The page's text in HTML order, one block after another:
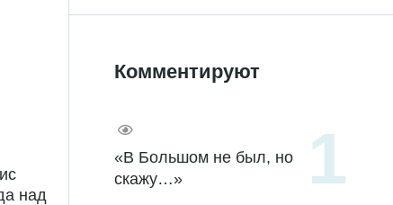
над
Комментируют
«В Большом не был, но
скажу…»